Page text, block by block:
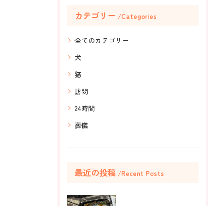
カテゴリー Categories
全てのカテゴリー
犬
猫
訪問
24時間
葬儀
最近の投稿 Recent Posts